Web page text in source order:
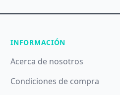
INFORMACIÓN
Acerca de nosotros
Condiciones de compra